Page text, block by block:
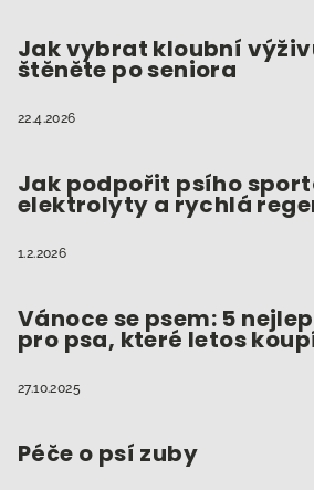
Jak vybrat kloubní
štěněte po seniora
22.4.2026
Jak podpořit psího
elektrolyty a rychlá
1.2.2026
Vánoce se psem: 5
pro psa, které letos
27.10.2025
Péče o psí zuby